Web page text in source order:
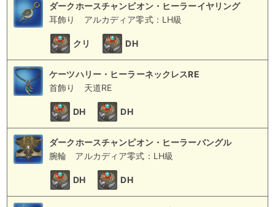
ダークホースチャンピオン・ヒーラーイヤリング
耳飾り
アルカディア零式：LH級
クリ DH
ケーツハリー・ヒーラーネックレスRE
首飾り
天道RE
DH DH
ダークホースチャンピオン・ヒーラーバングル
腕輪
アルカディア零式：LH級
DH DH